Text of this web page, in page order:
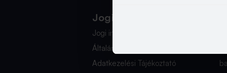
Jogi Dokumentumok
Jogi információk
Általános Szerződési Feltételek
Adatkezelési Tájékoztató